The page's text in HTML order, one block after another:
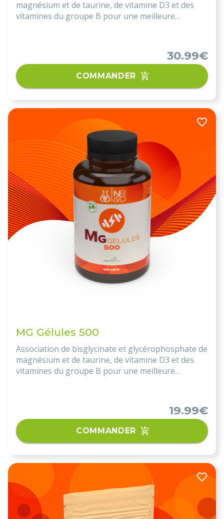
magnésium et de taurine, de vitamine D3 et des
vitamines du groupe B pour une meilleure
30.99€
COMMANDER
MG Gélules 500
Association de bisglycinate et glycérophosphate de
magnésium et de taurine, de vitamine D3 et des
vitamines du groupe B pour une meilleure
19.99€
COMMANDER